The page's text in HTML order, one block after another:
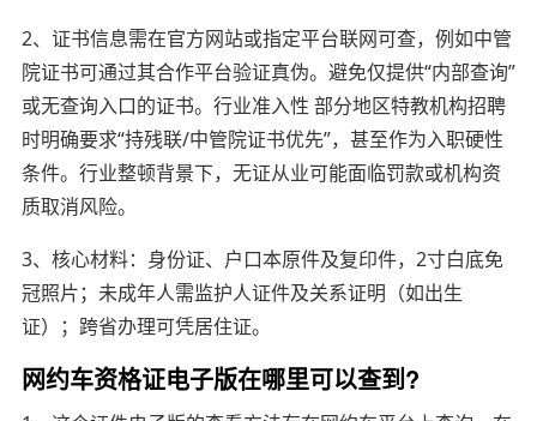
2、证书信息需在官方网站或指定平台联网可查，例如中管
院证书可通过其合作平台验证真伪。避免仅提供“内部查询”
或无查询入口的证书。行业准入性 部分地区特教机构招聘
时明确要求“持残联/中管院证书优先”，甚至作为入职硬性
条件。行业整顿背景下，无证从业可能面临罚款或机构资
质取消风险。
3、核心材料：身份证、户口本原件及复印件，2寸白底免
冠照片；未成年人需监护人证件及关系证明（如出生
证）；跨省办理可凭居住证。
网约车资格证电子版在哪里可以查到?